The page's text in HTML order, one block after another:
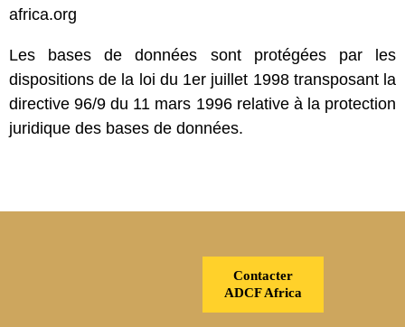
africa.org
Les bases de données sont protégées par les
dispositions de la loi du 1er juillet 1998 transposant la
directive 96/9 du 11 mars 1996 relative à la protection
juridique des bases de données.
Contacter
ADCF Africa